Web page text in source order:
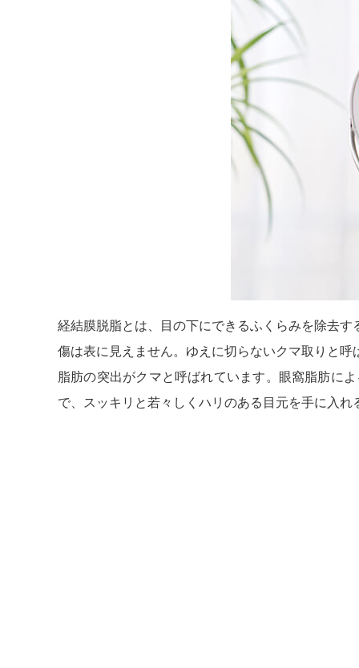
経結膜脱脂とは、目の下にできるふくらみを除去
傷は表に見えません。ゆえに切らないクマ取りと
脂肪の突出がクマと呼ばれています。眼窩脂肪に
で、スッキリと若々しくハリのある目元を手に入れ